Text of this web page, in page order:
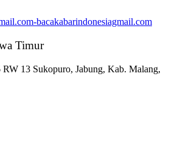
bacakabarindonesiagmail.com
Timur
13 Sukopuro, Jabung, Kab. Malang,